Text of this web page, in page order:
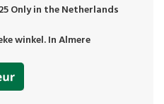
Only in the Netherlands
winkel. In Almere